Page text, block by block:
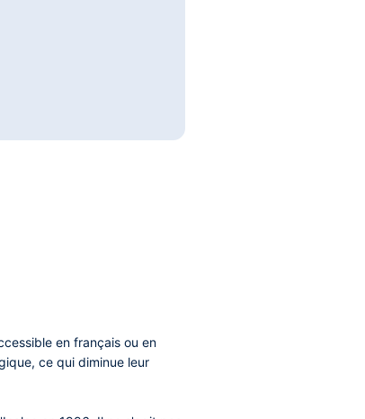
en français ou en
ce qui diminue leur